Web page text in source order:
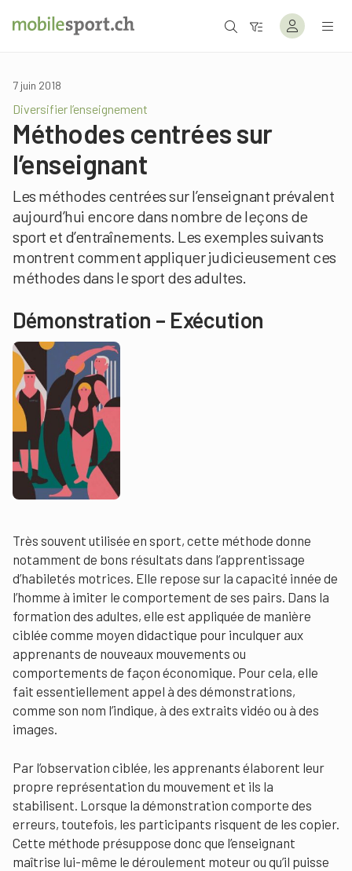
7 juin 2018
Diversifier l’enseignement
Méthodes centrées sur
l’enseignant
Les méthodes centrées sur l’enseignant prévalent
aujourd’hui encore dans nombre de leçons de
sport et d’entraînements. Les exemples suivants
montrent comment appliquer judicieusement ces
méthodes dans le sport des adultes.
Démonstration – Exécution
Très souvent utilisée en sport, cette méthode donne
notamment de bons résultats dans l’apprentissage
d’habiletés motrices. Elle repose sur la capacité innée de
l’homme à imiter le comportement de ses pairs. Dans la
formation des adultes, elle est appliquée de manière
ciblée comme moyen didactique pour inculquer aux
apprenants de nouveaux mouvements ou
comportements de façon économique. Pour cela, elle
fait essentiellement appel à des démonstrations,
comme son nom l’indique, à des extraits vidéo ou à des
images.
Par l’observation ciblée, les apprenants élaborent leur
propre représentation du mouvement et ils la
stabilisent. Lorsque la démonstration comporte des
erreurs, toutefois, les participants risquent de les copier.
Cette méthode présuppose donc que l’enseignant
maîtrise lui-même le déroulement moteur ou qu’il puisse